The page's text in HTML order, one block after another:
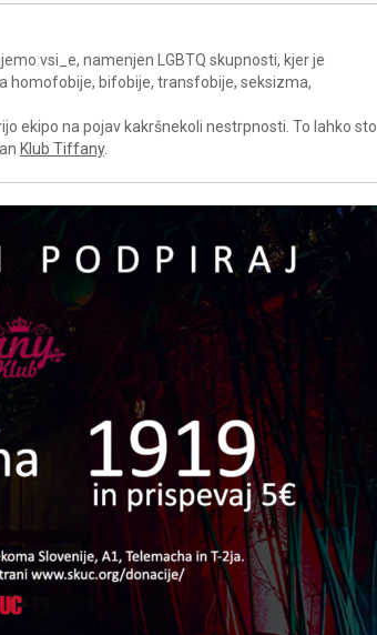
vsi_e, namenjen LGBTQ skupnosti, kjer je
homofobije, bifobije, transfobije, seksizma,
ekipo na pojav kakršnekoli nestrpnosti. To lahko
Klub Tiffany.